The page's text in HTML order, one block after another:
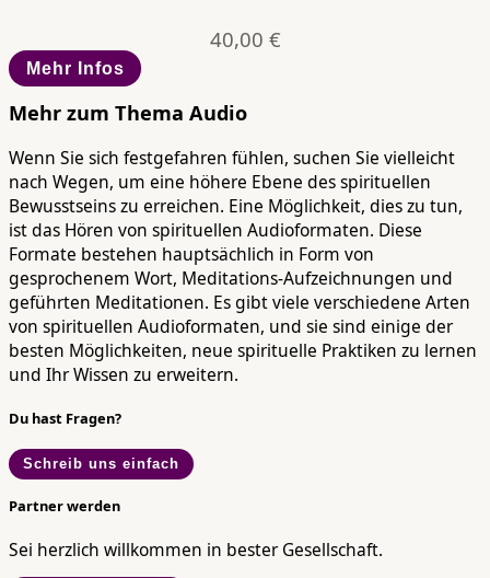
40,00 €
Mehr Infos
Mehr zum Thema Audio
Wenn Sie sich festgefahren fühlen, suchen Sie vielleicht
nach Wegen, um eine höhere Ebene des spirituellen
Bewusstseins zu erreichen. Eine Möglichkeit, dies zu tun,
ist das Hören von spirituellen Audioformaten. Diese
Formate bestehen hauptsächlich in Form von
gesprochenem Wort, Meditations-Aufzeichnungen und
geführten Meditationen. Es gibt viele verschiedene Arten
von spirituellen Audioformaten, und sie sind einige der
besten Möglichkeiten, neue spirituelle Praktiken zu lernen
und Ihr Wissen zu erweitern.
Du hast Fragen?
Schreib uns einfach
Partner werden
Sei herzlich willkommen in bester Gesellschaft.